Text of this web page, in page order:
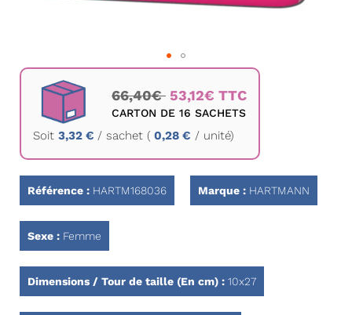
Passer
Galerie
66,40€ 53,12€ TTC
CARTON DE 16 SACHETS
Soit 3,32 € / sachet ( 0,28 € / unité)
Référence : HARTM168036 Marque : HARTMANN
Sexe : Femme
Dimensions / Tour de taille (En cm) : 10x27